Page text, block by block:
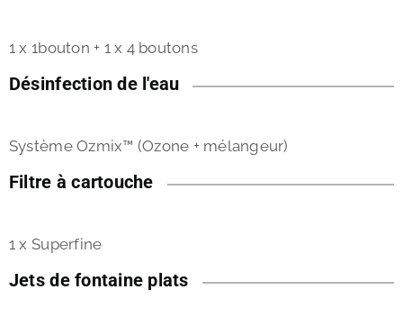
1 x 1bouton + 1 x 4 boutons
Désinfection de l'eau
Système Ozmix™ (Ozone + mélangeur)
Filtre à cartouche
1 x Superfine
Jets de fontaine plats